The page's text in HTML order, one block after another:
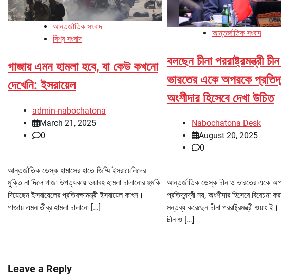
আন্তর্জাতিক সংবাদ
বিশ্ব সংবাদ
গাজায় এমন হামলা হবে, যা কেউ কখনো
দেখেনি: ইসরায়েল
admin-nabochatona
March 21, 2025
0
আন্তর্জাতিক ডেস্ক হামাসের হাতে জিম্মি ইসরায়েলিদের
মুক্তি না দিলে গাজা উপত্যকায় ভয়াবহ হামলা চালানোর হুমকি
দিয়েছেন ইসরায়েলের প্রতিরক্ষামন্ত্রী ইসরায়েল কাৎস।
গাজায় এমন তীব্র হামলা চালানো […]
আন্তর্জাতিক সংবাদ
বলছেন চীনা পররাষ্ট্রমন্ত্রী
ভারতের একে অপরকে
অংশীদার হিসেবে দেখা উচিত
Nabochatona Desk
August 20, 2025
0
আন্তর্জাতিক ডেস্ক চীন ও ভারতের একে
প্রতিদ্বন্দ্বী নয়, অংশীদার হিসেবে বিবেচনা
মন্তব্য করেছেন চীনা পররাষ্ট্রমন্ত্রী ওয়াং
চীন ও […]
Leave a Reply